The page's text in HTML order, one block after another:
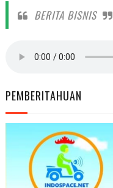
BERITA BISNIS
PEMBERITAHUAN